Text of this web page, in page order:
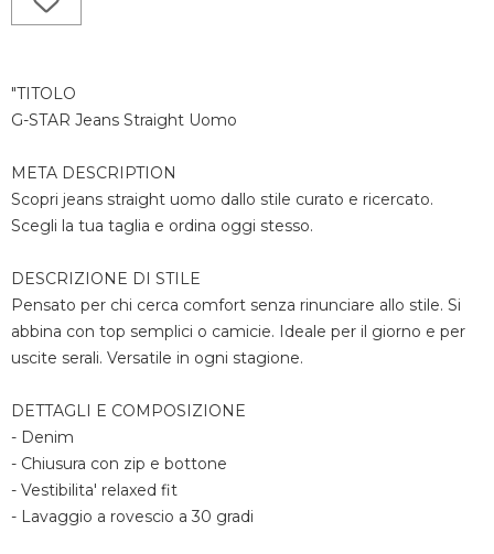
"TITOLO
G-STAR Jeans Straight Uomo
META DESCRIPTION
Scopri jeans straight uomo dallo stile curato e ricercato.
Scegli la tua taglia e ordina oggi stesso.
DESCRIZIONE DI STILE
Pensato per chi cerca comfort senza rinunciare allo stile. Si
abbina con top semplici o camicie. Ideale per il giorno e per
uscite serali. Versatile in ogni stagione.
DETTAGLI E COMPOSIZIONE
- Denim
- Chiusura con zip e bottone
- Vestibilita' relaxed fit
- Lavaggio a rovescio a 30 gradi